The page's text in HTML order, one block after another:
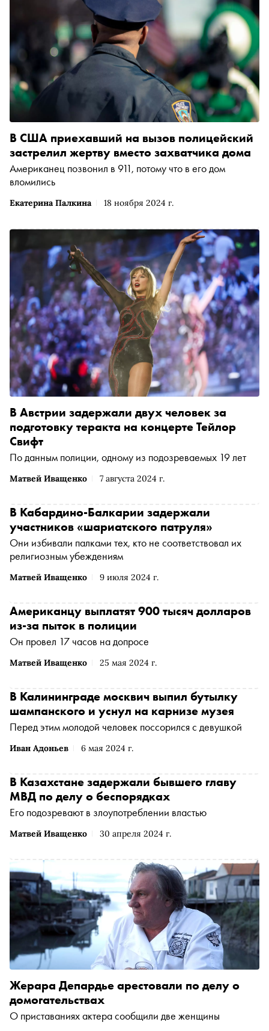
Екатерина Палкина 18 ноября 2024 г.
В США приехавший на вызов полицейский
застрелил жертву вместо захватчика дома
Американец позвонил в 911, потому что в его дом
вломились
Матвей Иващенко 7 августа 2024 г.
В Австрии задержали двух человек за
подготовку теракта на концерте Тейлор
Свифт
По данным полиции, одному из подозреваемых 19 лет
Матвей Иващенко 9 июля 2024 г.
В Кабардино-Балкарии задержали
участников «шариатского патруля»
Они избивали палками тех, кто не соответствовал их
религиозным убеждениям
Матвей Иващенко 25 мая 2024 г.
Американцу выплатят 900 тысяч долларов
из-за пыток в полиции
Он провел 17 часов на допросе
Иван Адоньев 6 мая 2024 г.
В Калининграде москвич выпил бутылку
шампанского и уснул на карнизе музея
Перед этим молодой человек поссорился с девушкой
Матвей Иващенко 30 апреля 2024 г.
В Казахстане задержали бывшего главу
МВД по делу о беспорядках
Его подозревают в злоупотреблении властью
Жерара Депардье арестовали по делу о
домогательствах
О приставаниях актера сообщили две женщины